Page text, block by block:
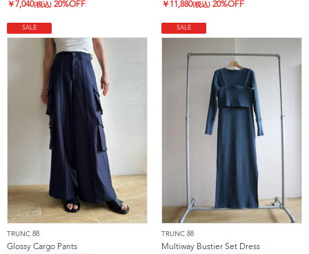
￥ 7,040(税込) 20%OFF
￥ 11,880(税込) 20%OFF
SALE
TRUNC 88
Glossy Cargo Pants
SALE
TRUNC 88
Multiway Bustier Set Dress